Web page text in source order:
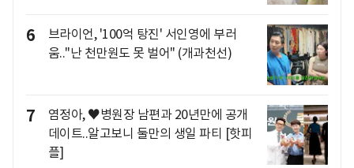
6
브라이언, '100억 탕진' 서인영에 부러
움.."난 천만원도 못 벌어" (개과천선)
7
염정아, ♥병원장 남편과 20년만에 공개
데이트..알고보니 둘만의 생일 파티 [핫피
플]